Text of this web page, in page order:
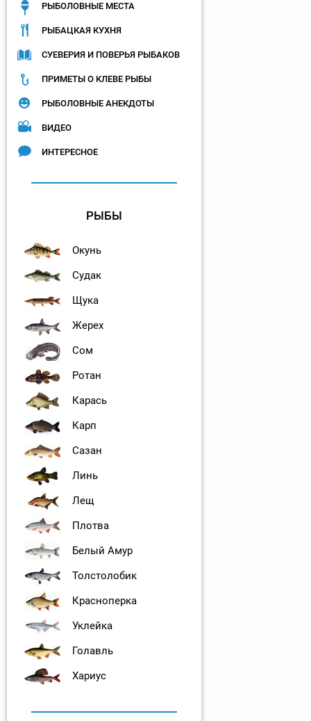
РЫБОЛОВНЫЕ МЕСТА
РЫБАЦКАЯ КУХНЯ
СУЕВЕРИЯ И ПОВЕРЬЯ РЫБАКОВ
ПРИМЕТЫ О КЛЕВЕ РЫБЫ
РЫБОЛОВНЫЕ АНЕКДОТЫ
ВИДЕО
ИНТЕРЕСНОЕ
РЫБЫ
Окунь
Судак
Щука
Жерех
Сом
Ротан
Карась
Карп
Сазан
Линь
Лещ
Плотва
Белый Амур
Толстолобик
Красноперка
Уклейка
Голавль
Хариус